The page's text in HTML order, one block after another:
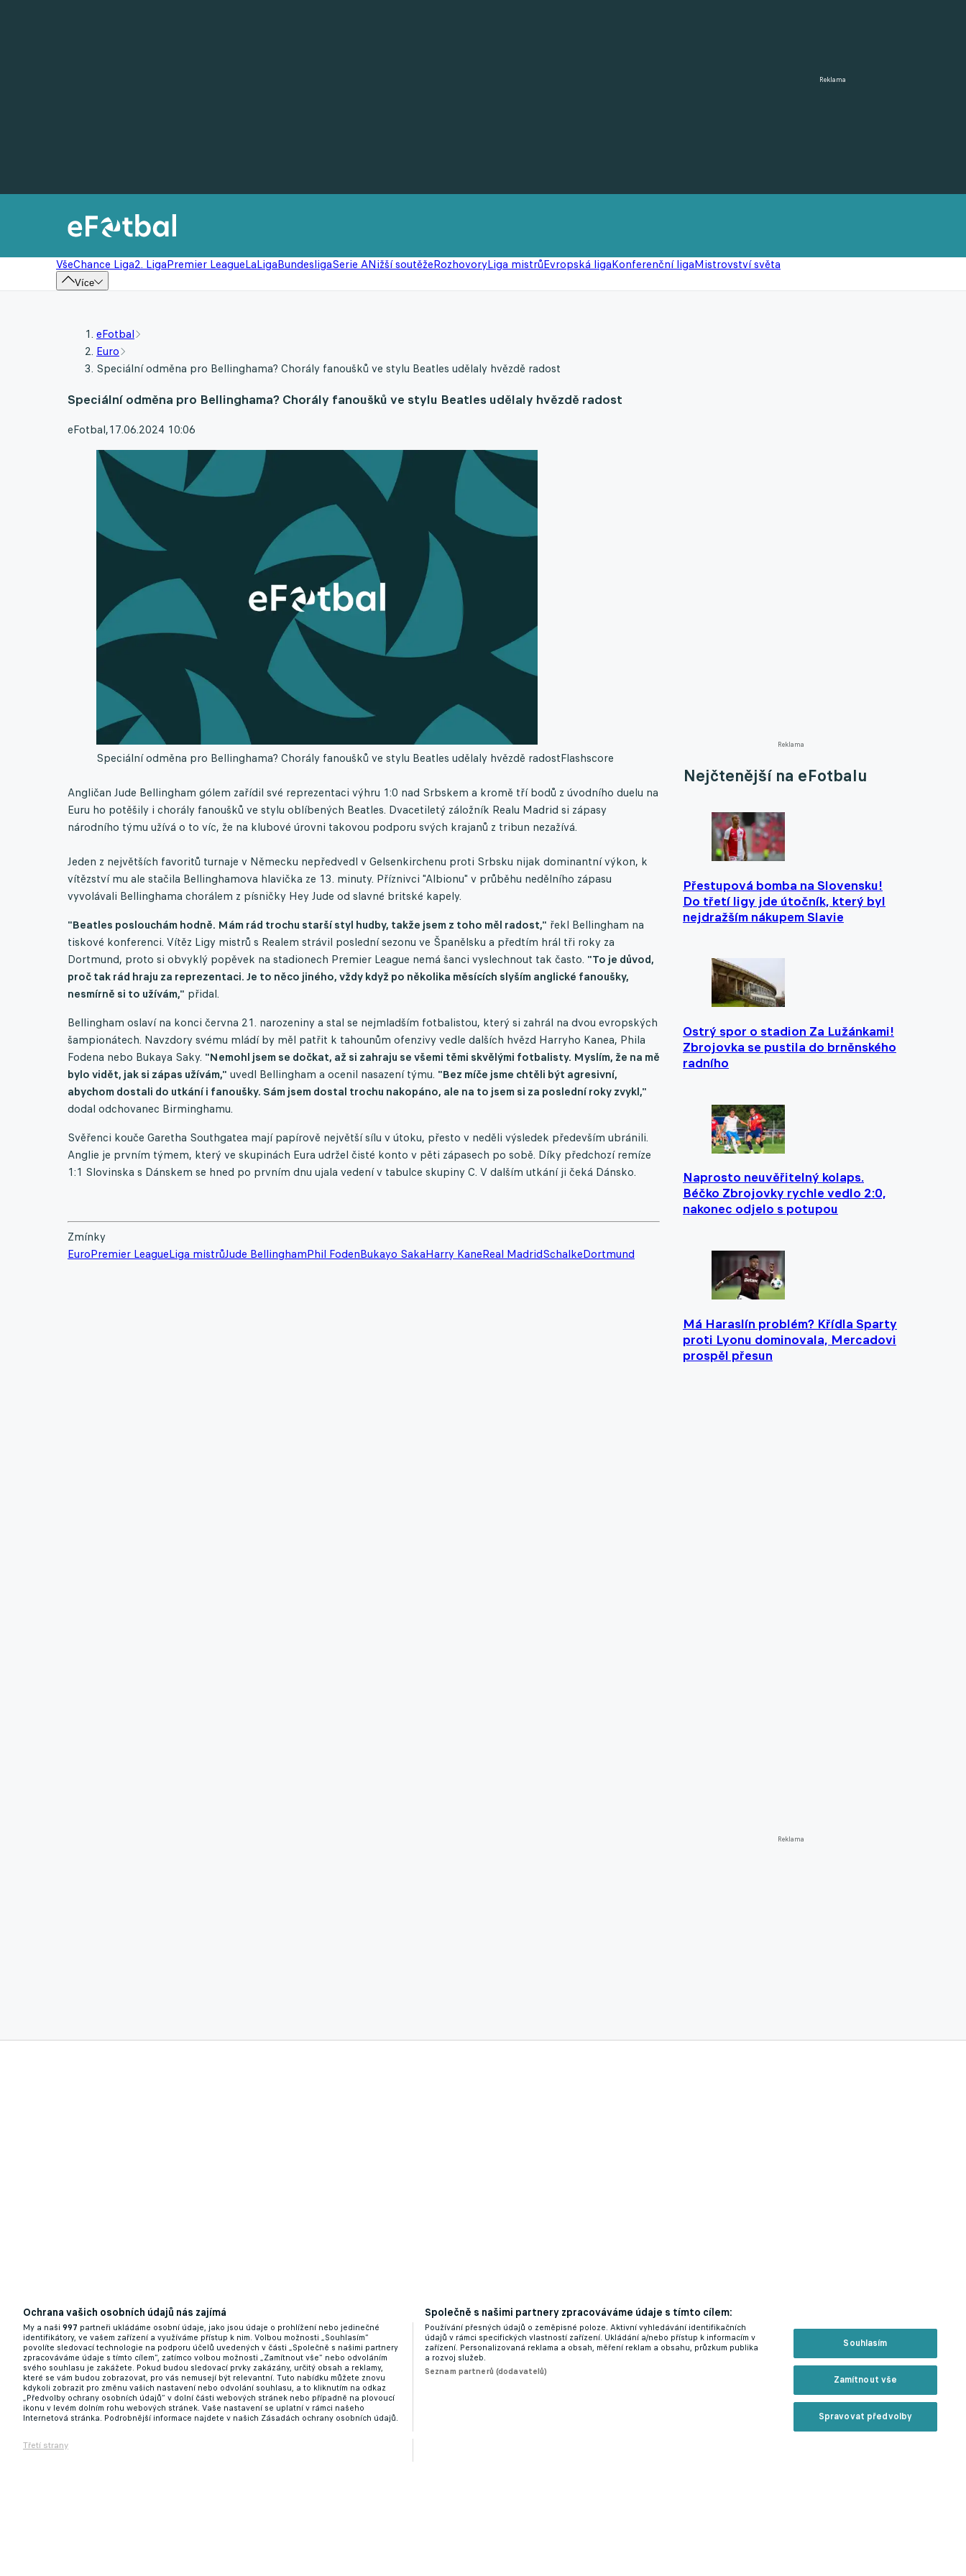
Reklama
VšeChance Liga2. LigaPremier LeagueLaLigaBundesligaSerie ANižší soutěžeRozhovoryLiga mistrůEvropská ligaKonferenční ligaMistrovství světa
Více
Reklama
Nejčtenější na eFotbalu
Přestupová bomba na Slovensku!
Do třetí ligy jde útočník, který byl
nejdražším nákupem Slavie
Ostrý spor o stadion Za Lužánkami!
Zbrojovka se pustila do brněnského
radního
Naprosto neuvěřitelný kolaps.
Béčko Zbrojovky rychle vedlo 2:0,
nakonec odjelo s potupou
Má Haraslín problém? Křídla Sparty
proti Lyonu dominovala, Mercadovi
prospěl přesun
Reklama
eFotbal
Euro
Speciální odměna pro Bellinghama? Chorály fanoušků ve stylu Beatles udělaly hvězdě radost
Speciální odměna pro Bellinghama? Chorály fanoušků ve stylu Beatles udělaly hvězdě radost
eFotbal,17.06.2024 10:06
Speciální odměna pro Bellinghama? Chorály fanoušků ve stylu Beatles udělaly hvězdě radostFlashscore
Angličan Jude Bellingham gólem zařídil své reprezentaci výhru 1:0 nad Srbskem a kromě tří bodů z úvodního duelu na
Euru ho potěšily i chorály fanoušků ve stylu oblíbených Beatles. Dvacetiletý záložník Realu Madrid si zápasy
národního týmu užívá o to víc, že na klubové úrovni takovou podporu svých krajanů z tribun nezažívá.
Jeden z největších favoritů turnaje v Německu nepředvedl v Gelsenkirchenu proti Srbsku nijak dominantní výkon, k
vítězství mu ale stačila Bellinghamova hlavička ze 13. minuty. Příznivci "Albionu" v průběhu nedělního zápasu
vyvolávali Bellinghama chorálem z písničky Hey Jude od slavné britské kapely.
"Beatles poslouchám hodně. Mám rád trochu starší styl hudby, takže jsem z toho měl radost," řekl Bellingham na
tiskové konferenci. Vítěz Ligy mistrů s Realem strávil poslední sezonu ve Španělsku a předtím hrál tři roky za
Dortmund, proto si obvyklý popěvek na stadionech Premier League nemá šanci vyslechnout tak často. "To je důvod,
proč tak rád hraju za reprezentaci. Je to něco jiného, vždy když po několika měsících slyším anglické fanoušky,
nesmírně si to užívám," přidal.
Bellingham oslaví na konci června 21. narozeniny a stal se nejmladším fotbalistou, který si zahrál na dvou evropských
šampionátech. Navzdory svému mládí by měl patřit k tahounům ofenzivy vedle dalších hvězd Harryho Kanea, Phila
Fodena nebo Bukaya Saky. "Nemohl jsem se dočkat, až si zahraju se všemi těmi skvělými fotbalisty. Myslím, že na mě
bylo vidět, jak si zápas užívám," uvedl Bellingham a ocenil nasazení týmu. "Bez míče jsme chtěli být agresivní,
abychom dostali do utkání i fanoušky. Sám jsem dostal trochu nakopáno, ale na to jsem si za poslední roky zvykl,"
dodal odchovanec Birminghamu.
Svěřenci kouče Garetha Southgatea mají papírově největší sílu v útoku, přesto v neděli výsledek především ubránili.
Anglie je prvním týmem, který ve skupinách Eura udržel čisté konto v pěti zápasech po sobě. Díky předchozí remíze
1:1 Slovinska s Dánskem se hned po prvním dnu ujala vedení v tabulce skupiny C. V dalším utkání ji čeká Dánsko.
Zmínky
EuroPremier LeagueLiga mistrůJude BellinghamPhil FodenBukayo SakaHarry KaneReal MadridSchalkeDortmund
Ochrana vašich osobních údajů nás zajímá
My a naši 997 partneři ukládáme osobní údaje, jako jsou údaje o prohlížení nebo jedinečné
identifikátory, ve vašem zařízení a využíváme přístup k nim. Volbou možnosti „Souhlasím“
povolíte sledovací technologie na podporu účelů uvedených v části „Společně s našimi partnery
zpracováváme údaje s tímto cílem“, zatímco volbou možnosti „Zamítnout vše“ nebo odvoláním
svého souhlasu je zakážete. Pokud budou sledovací prvky zakázány, určitý obsah a reklamy,
které se vám budou zobrazovat, pro vás nemusejí být relevantní. Tuto nabídku můžete znovu
kdykoli zobrazit pro změnu vašich nastavení nebo odvolání souhlasu, a to kliknutím na odkaz
„Předvolby ochrany osobních údajů“ v dolní části webových stránek nebo případně na plovoucí
ikonu v levém dolním rohu webových stránek. Vaše nastavení se uplatní v rámci našeho
Internetová stránka. Podrobnější informace najdete v našich Zásadách ochrany osobních údajů.
Třetí strany
Společně s našimi partnery zpracováváme údaje s tímto cílem:
Používání přesných údajů o zeměpisné poloze. Aktivní vyhledávání identifikačních
údajů v rámci specifických vlastností zařízení. Ukládání a/nebo přístup k informacím v
zařízení. Personalizovaná reklama a obsah, měření reklam a obsahu, průzkum publika
a rozvoj služeb.
Seznam partnerů (dodavatelů)
Souhlasím
Zamítnout vše
Spravovat předvolby